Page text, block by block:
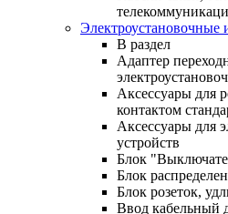
Электроустановочные
В раздел
Адаптер
Аксессуары для
контактом
Аксессуары для
устройств
Блок
Блок
Блок розеток,
Ввод кабельный